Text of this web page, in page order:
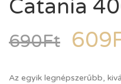
Catania
690Ft 609
Az egyik legnépszerűbb,